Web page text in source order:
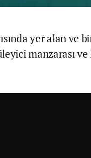
yer alan
manzarası